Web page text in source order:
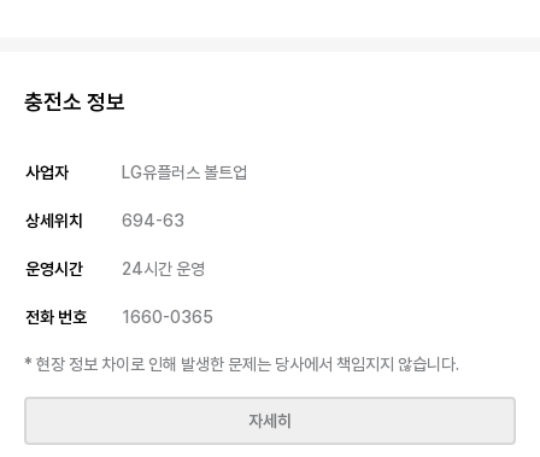
충전소 정보
사업자 LG유플러스 볼트업
상세위치 694-63
운영시간 24시간 운영
전화 번호 1660-0365
* 현장 정보 차이로 인해 발생한 문제는 당사에서 책임지지 않습니다.
자세히